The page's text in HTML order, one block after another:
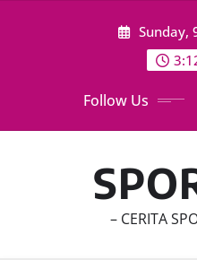
Sunday,
Follow Us
– CERITA